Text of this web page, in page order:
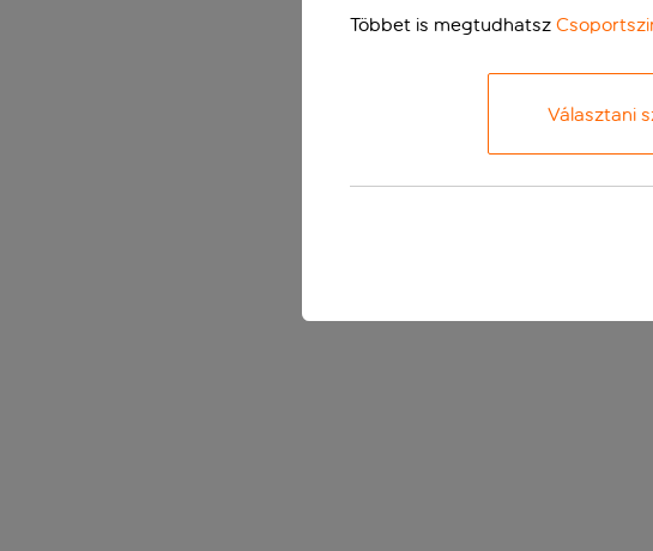
Többet is megtudhatsz
Választani